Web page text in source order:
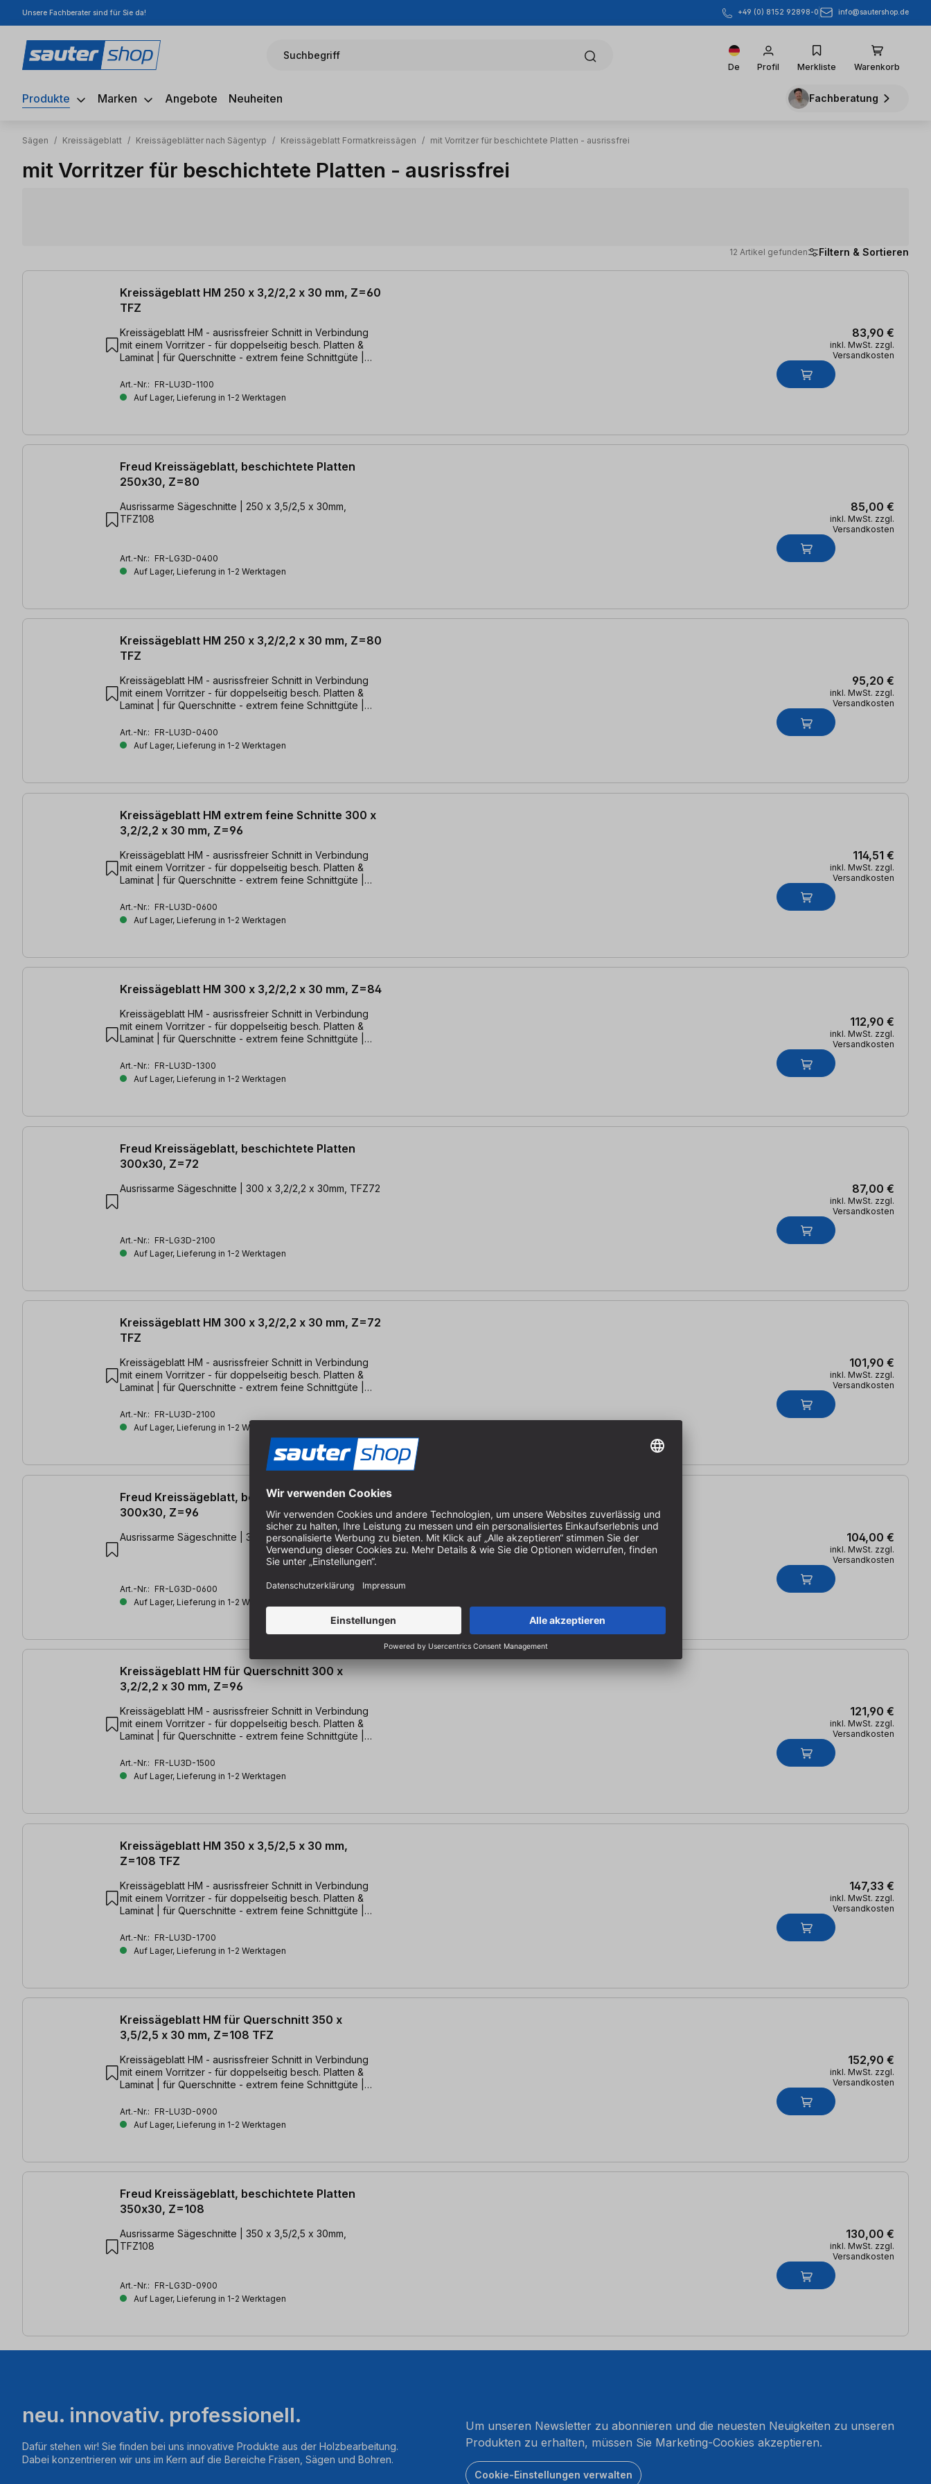
Hauptinhalt springen
Zur Suche springen
Zur Hauptnavigation springen
Unsere Fachberater sind für Sie da! +49 (0) 8152 92898-0 info@sautershop.de
Suchbegriff
De Profil Merkliste Warenkorb
Produkte Marken Angebote Neuheiten Fachberatung
Sägen / Kreissägeblatt / Kreissägeblätter nach Sägentyp / Kreissägeblatt Formatkreissägen / mit Vorritzer für beschichtete Platten - ausrissfrei
mit Vorritzer für beschichtete Platten - ausrissfrei
12 Artikel gefunden Filtern & Sortieren
12 Artikel gefunden
Kreissägeblatt HM 250 x 3,2/2,2 x 30 mm, Z=60
TFZ
Kreissägeblatt HM - ausrissfreier Schnitt in Verbindung
mit einem Vorritzer - für doppelseitig besch. Platten &
Laminat | für Querschnitte - extrem feine Schnittgüte |
Art.-Nr.: FR-LU3D-1100
Auf Lager, Lieferung in 1-2 Werktagen
83,90 €
inkl. MwSt. zzgl.
Versandkosten
Freud Kreissägeblatt, beschichtete Platten
250x30, Z=80
Ausrissarme Sägeschnitte | 250 x 3,5/2,5 x 30mm,
TFZ108
Art.-Nr.: FR-LG3D-0400
Auf Lager, Lieferung in 1-2 Werktagen
85,00 €
inkl. MwSt. zzgl.
Versandkosten
Kreissägeblatt HM 250 x 3,2/2,2 x 30 mm, Z=80
TFZ
Kreissägeblatt HM - ausrissfreier Schnitt in Verbindung
mit einem Vorritzer - für doppelseitig besch. Platten &
Laminat | für Querschnitte - extrem feine Schnittgüte |
Art.-Nr.: FR-LU3D-0400
Auf Lager, Lieferung in 1-2 Werktagen
95,20 €
inkl. MwSt. zzgl.
Versandkosten
Kreissägeblatt HM extrem feine Schnitte 300 x
3,2/2,2 x 30 mm, Z=96
Kreissägeblatt HM - ausrissfreier Schnitt in Verbindung
mit einem Vorritzer - für doppelseitig besch. Platten &
Laminat | für Querschnitte - extrem feine Schnittgüte |
Art.-Nr.: FR-LU3D-0600
Auf Lager, Lieferung in 1-2 Werktagen
114,51 €
inkl. MwSt. zzgl.
Versandkosten
Kreissägeblatt HM 300 x 3,2/2,2 x 30 mm, Z=84
Kreissägeblatt HM - ausrissfreier Schnitt in Verbindung
mit einem Vorritzer - für doppelseitig besch. Platten &
Laminat | für Querschnitte - extrem feine Schnittgüte |
Art.-Nr.: FR-LU3D-1300
Auf Lager, Lieferung in 1-2 Werktagen
112,90 €
inkl. MwSt. zzgl.
Versandkosten
Freud Kreissägeblatt, beschichtete Platten
300x30, Z=72
Ausrissarme Sägeschnitte | 300 x 3,2/2,2 x 30mm, TFZ72
Art.-Nr.: FR-LG3D-2100
Auf Lager, Lieferung in 1-2 Werktagen
87,00 €
inkl. MwSt. zzgl.
Versandkosten
Kreissägeblatt HM 300 x 3,2/2,2 x 30 mm, Z=72
TFZ
Kreissägeblatt HM - ausrissfreier Schnitt in Verbindung
mit einem Vorritzer - für doppelseitig besch. Platten &
Laminat | für Querschnitte - extrem feine Schnittgüte |
Art.-Nr.: FR-LU3D-2100
Auf Lager, Lieferung in 1-2 Werktagen
101,90 €
inkl. MwSt. zzgl.
Versandkosten
Freud Kreissägeblatt, beschichtete Platten
300x30, Z=96
Ausrissarme Sägeschnitte | 300 x 3,2/2,2 x 30mm, TFZ96
Art.-Nr.: FR-LG3D-0600
Auf Lager, Lieferung in 1-2 Werktagen
104,00 €
inkl. MwSt. zzgl.
Versandkosten
Kreissägeblatt HM für Querschnitt 300 x
3,2/2,2 x 30 mm, Z=96
Kreissägeblatt HM - ausrissfreier Schnitt in Verbindung
mit einem Vorritzer - für doppelseitig besch. Platten &
Laminat | für Querschnitte - extrem feine Schnittgüte |
Art.-Nr.: FR-LU3D-1500
Auf Lager, Lieferung in 1-2 Werktagen
121,90 €
inkl. MwSt. zzgl.
Versandkosten
Kreissägeblatt HM 350 x 3,5/2,5 x 30 mm,
Z=108 TFZ
Kreissägeblatt HM - ausrissfreier Schnitt in Verbindung
mit einem Vorritzer - für doppelseitig besch. Platten &
Laminat | für Querschnitte - extrem feine Schnittgüte |
Art.-Nr.: FR-LU3D-1700
Auf Lager, Lieferung in 1-2 Werktagen
147,33 €
inkl. MwSt. zzgl.
Versandkosten
Kreissägeblatt HM für Querschnitt 350 x
3,5/2,5 x 30 mm, Z=108 TFZ
Kreissägeblatt HM - ausrissfreier Schnitt in Verbindung
mit einem Vorritzer - für doppelseitig besch. Platten &
Laminat | für Querschnitte - extrem feine Schnittgüte |
Art.-Nr.: FR-LU3D-0900
Auf Lager, Lieferung in 1-2 Werktagen
152,90 €
inkl. MwSt. zzgl.
Versandkosten
Freud Kreissägeblatt, beschichtete Platten
350x30, Z=108
Ausrissarme Sägeschnitte | 350 x 3,5/2,5 x 30mm,
TFZ108
Art.-Nr.: FR-LG3D-0900
Auf Lager, Lieferung in 1-2 Werktagen
130,00 €
inkl. MwSt. zzgl.
Versandkosten
neu. innovativ. professionell.
Dafür stehen wir! Sie finden bei uns innovative Produkte aus der Holzbearbeitung.
Dabei konzentrieren wir uns im Kern auf die Bereiche Fräsen, Sägen und Bohren.
Um unseren Newsletter zu abonnieren und die neuesten Neuigkeiten zu unseren
Produkten zu erhalten, müssen Sie Marketing-Cookies akzeptieren.
Cookie-Einstellungen verwalten